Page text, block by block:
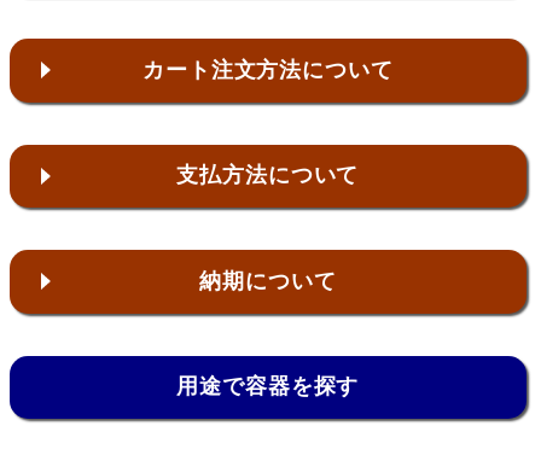
カート注文方法について
支払方法について
納期について
用途で容器を探す